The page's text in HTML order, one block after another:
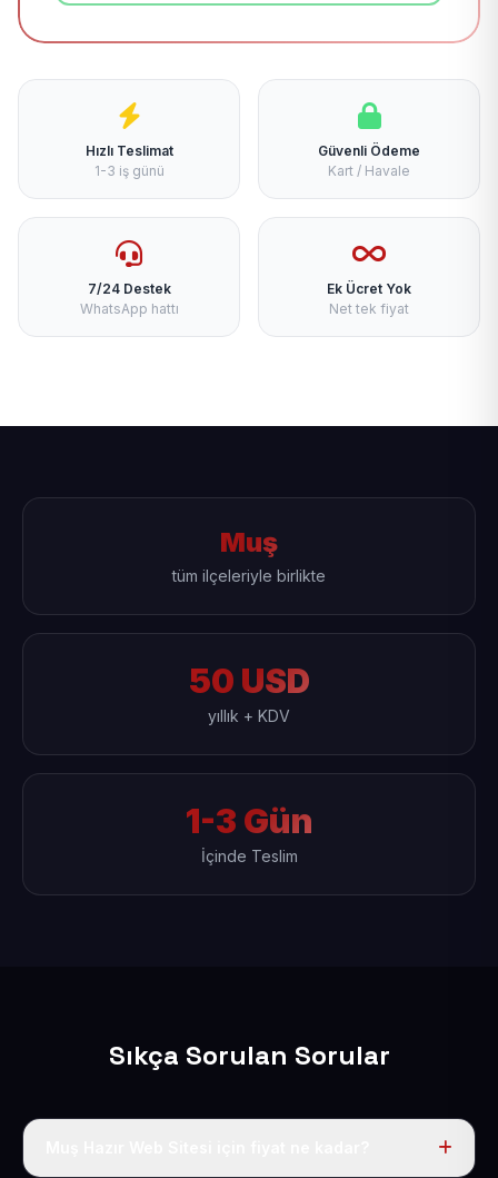
Hızlı Teslimat
1-3 iş günü
Güvenli Ödeme
Kart / Havale
7/24 Destek
WhatsApp hattı
Ek Ücret Yok
Net tek fiyat
Muş
tüm ilçeleriyle birlikte
50 USD
yıllık + KDV
1-3 Gün
İçinde Teslim
Sıkça Sorulan Sorular